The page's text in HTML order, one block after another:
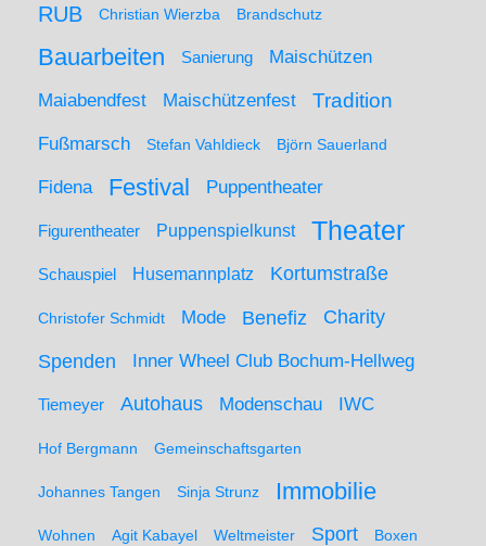
RUB Christian Wierzba Brandschutz
Bauarbeiten Sanierung
Maischützen
Maiabendfest
Maischützenfest Tradition
Fußmarsch Stefan Vahldieck Björn Sauerland
Fidena Festival Puppentheater
Figurentheater Puppenspielkunst Theater
Schauspiel Husemannplatz Kortumstraße
Christofer Schmidt Mode Benefiz Charity
Spenden Inner Wheel Club Bochum-Hellweg
Tiemeyer Autohaus Modenschau IWC
Hof Bergmann Gemeinschaftsgarten
Johannes Tangen Sinja Strunz Immobilie
Wohnen Agit Kabayel Weltmeister Sport Boxen